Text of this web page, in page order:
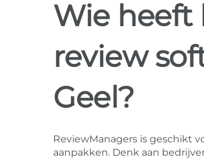
Wie heeft
review
Geel?
ReviewManagers is geschikt
aanpakken. Denk aan